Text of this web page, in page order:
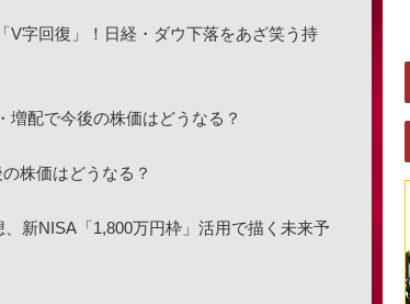
V字回復」！日経・ダウ下落をあざ笑う持
増配で今後の株価はどうなる？
株価はどうなる？
新NISA「1,800万円枠」活用で描く未来予